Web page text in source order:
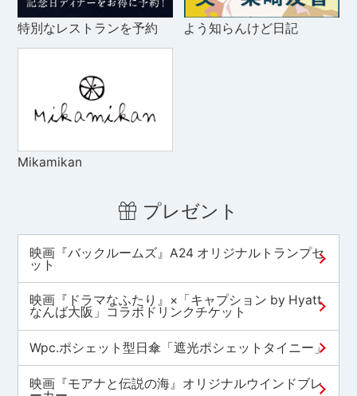
特別なレストランを予約 よう知らんけど日記
Mikamikan
プレゼント
映画『バックルームズ』A24 オリジナルトランプセ
ット
映画『ドラマなふたり』×「キャプション by Hyatt
なんば大阪」コラボドリンクチケット
Wpc.ポシェット型日傘「遮光ポシェットタイニー」
映画『モアナと伝説の海』オリジナルウインドブレ